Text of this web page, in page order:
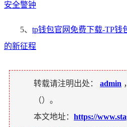
安全警钟
5、 tp钱包官网免费下载-TP钱
的新征程
转载请注明出处： admin
（）。
本文地址： https://